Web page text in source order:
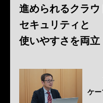
進められるクラウ
セキュリティと
使いやすさを両立
ケ